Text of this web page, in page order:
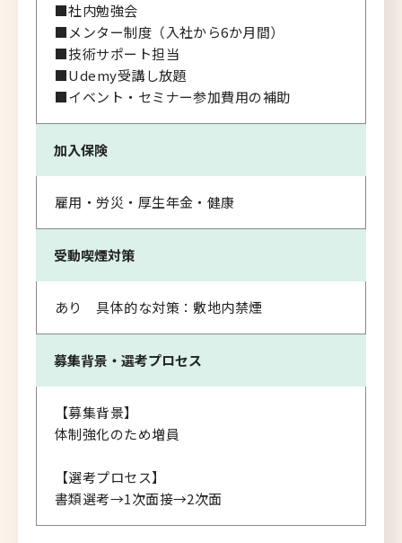
■社内勉強会
■メンター制度（入社から6か月間）
■技術サポート担当
■Udemy受講し放題
■イベント・セミナー参加費用の補助
加入保険
雇用・労災・厚生年金・健康
受動喫煙対策
あり 具体的な対策：敷地内禁煙
募集背景・ 選考プロセス
【募集背景】
体制強化のため増員
【選考プロセス】
書類選考→1次面接→2次面